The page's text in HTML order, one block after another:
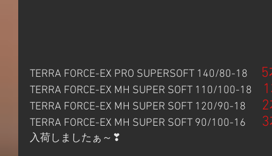
TERRA FORCE-EX PRO SUPERSOFT 140/80-18
TERRA FORCE-EX MH SUPER SOFT 110/100-18
TERRA FORCE-EX MH SUPER SOFT 120/90-18
TERRA FORCE-EX MH SUPER SOFT 90/100-16
入荷しましたぁ～❣